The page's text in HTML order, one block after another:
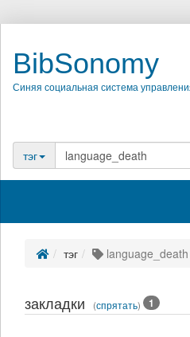
BibSonomy
Синяя социальная система
тэг
тэг language_death
закладки (спрятать) 1